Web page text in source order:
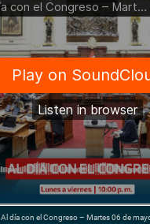
Al día con el Congreso – Martes 06 de